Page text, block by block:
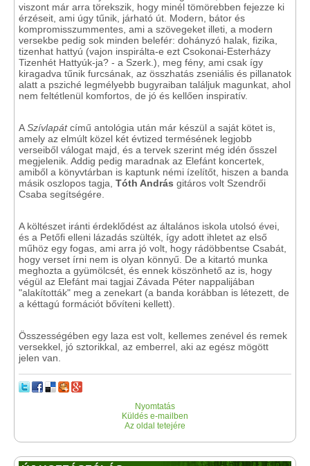
viszont már arra törekszik, hogy minél tömörebben fejezze ki
érzéseit, ami úgy tűnik, járható út. Modern, bátor és
kompromisszummentes, ami a szövegeket illeti, a modern
versekbe pedig sok minden belefér: dohányzó halak, fizika,
tizenhat hattyú (vajon inspirálta-e ezt Csokonai-Esterházy
Tizenhét Hattyúk-ja? - a Szerk.), meg fény, ami csak így
kiragadva tűnik furcsának, az összhatás zseniális és pillanatok
alatt a psziché legmélyebb bugyraiban találjuk magunkat, ahol
nem feltétlenül komfortos, de jó és kellően inspiratív.
ASzívlapátcímű antológia után már készül a saját kötet is,
amely az elmúlt közel két évtized termésének legjobb
verseiből válogat majd, és a tervek szerint még idén ősszel
megjelenik. Addig pedig maradnak az Elefánt koncertek,
amiből a könyvtárban is kaptunk némi ízelítőt, hiszen a banda
másik oszlopos tagja, Tóth András gitáros volt Szendrői
Csaba segítségére.
A költészet iránti érdeklődést az általános iskola utolsó évei,
és a Petőfi elleni lázadás szülték, így adott ihletet az első
műhöz egy fogas, ami arra jó volt, hogy rádöbbentse Csabát,
hogy verset írni nem is olyan könnyű. De a kitartó munka
meghozta a gyümölcsét, és ennek köszönhető az is, hogy
végül az Elefánt mai tagjai Závada Péter nappalijában
"alakították" meg a zenekart (a banda korábban is létezett, de
a kéttagú formációt bővíteni kellett).
Összességében egy laza est volt, kellemes zenével és remek
versekkel, jó sztorikkal, az emberrel, aki az egész mögött
jelen van.
Nyomtatás
Küldés e-mailben
Az oldal tetejére